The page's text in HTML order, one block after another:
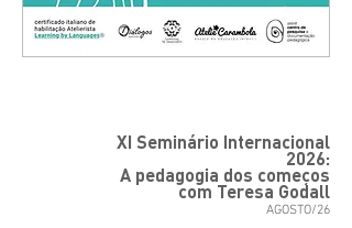
XI Seminário Internacional
2026:
A pedagogia dos começos
com Teresa Godall
AGOSTO/26